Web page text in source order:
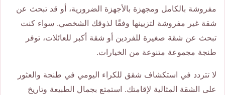
مفروشة بالكامل ومجهزة بالأجهزة الضرورية، أو قد تبحث عن
شقة غير مفروشة لتزيينها وفقًا لذوقك الشخصي. سواء كنت
تبحث عن شقة صغيرة للفردين أو شقة أكبر للعائلات، توفر
طنجة مجموعة متنوعة من الخيارات.
لا تتردد في استكشاف شقق للكراء اليومي في طنجة والعثور
على الشقة المثالية لإقامتك. استمتع بجمال الطبيعة وتاريخ